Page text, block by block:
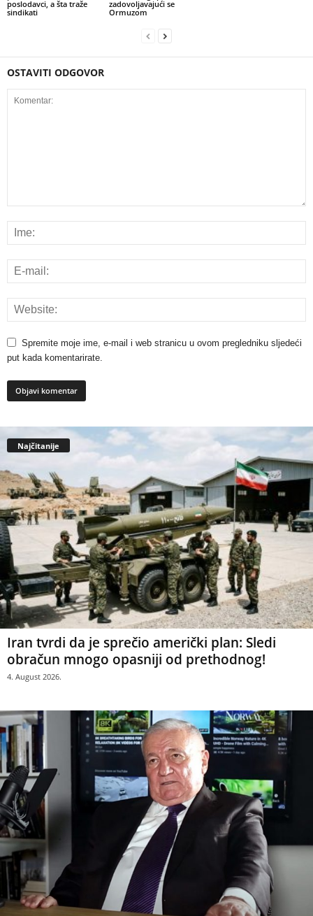
poslodavci, a šta traže
sindikati
zadovoljavajući se
Ormuzom
OSTAVITI ODGOVOR
Spremite moje ime, e-mail i web stranicu u ovom pregledniku sljedeći
put kada komentarirate.
Najčitanije
Iran tvrdi da je sprečio američki plan: Sledi
obračun mnogo opasniji od prethodnog!
4. August 2026.